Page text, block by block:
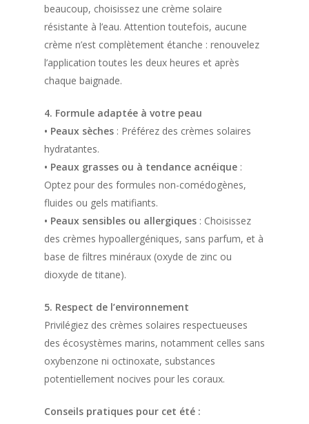
beaucoup, choisissez une crème solaire
résistante à l’eau. Attention toutefois, aucune
crème n’est complètement étanche : renouvelez
l’application toutes les deux heures et après
chaque baignade.
4. Formule adaptée à votre peau
• Peaux sèches : Préférez des crèmes solaires
hydratantes.
• Peaux grasses ou à tendance acnéique :
Optez pour des formules non-comédogènes,
fluides ou gels matifiants.
• Peaux sensibles ou allergiques : Choisissez
des crèmes hypoallergéniques, sans parfum, et à
base de filtres minéraux (oxyde de zinc ou
dioxyde de titane).
5. Respect de l’environnement
Privilégiez des crèmes solaires respectueuses
des écosystèmes marins, notamment celles sans
oxybenzone ni octinoxate, substances
potentiellement nocives pour les coraux.
Conseils pratiques pour cet été :